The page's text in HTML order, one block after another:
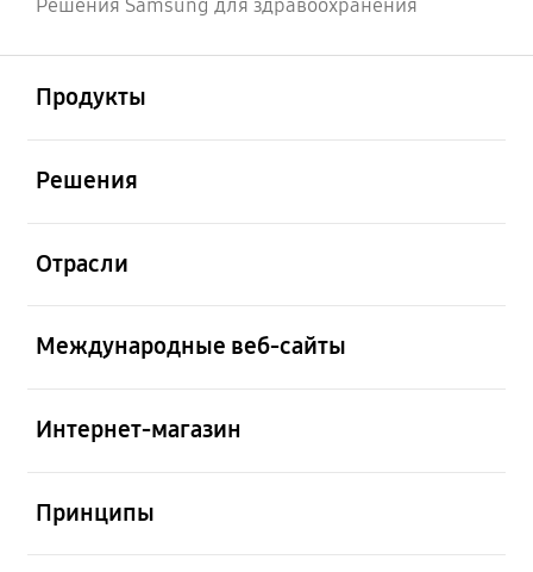
Решения Samsung для здравоохранения
Продукты
Решения
Отрасли
Международные веб-сайты
Интернет-магазин
Принципы